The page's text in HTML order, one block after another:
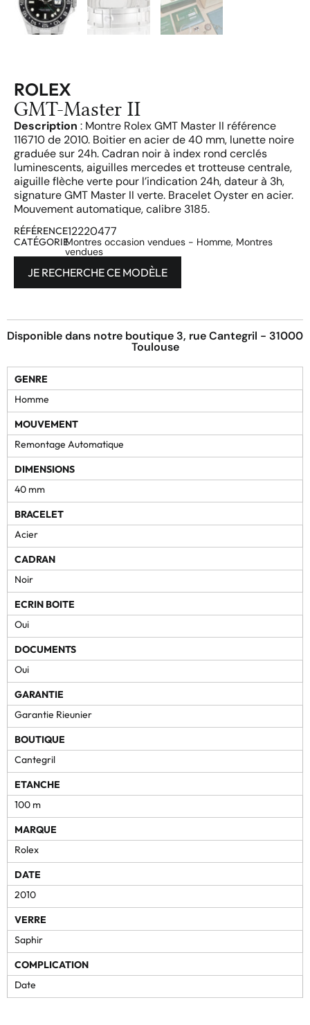
ROLEX
GMT-Master II
Description : Montre Rolex GMT Master II référence
116710 de 2010. Boitier en acier de 40 mm, lunette noire
graduée sur 24h. Cadran noir à index rond cerclés
luminescents, aiguilles mercedes et trotteuse centrale,
aiguille flèche verte pour l’indication 24h, dateur à 3h,
signature GMT Master II verte. Bracelet Oyster en acier.
Mouvement automatique, calibre 3185.
RÉFÉRENCE12220477
CATÉGORIEMontres occasion vendues - Homme, Montres
vendues
JE RECHERCHE CE MODÈLE
Disponible dans notre boutique 3, rue Cantegril - 31000
Toulouse
GENRE
Homme
MOUVEMENT
Remontage Automatique
DIMENSIONS
40 mm
BRACELET
Acier
CADRAN
Noir
ECRIN BOITE
Oui
DOCUMENTS
Oui
GARANTIE
Garantie Rieunier
BOUTIQUE
Cantegril
ETANCHE
100 m
MARQUE
Rolex
DATE
2010
VERRE
Saphir
COMPLICATION
Date